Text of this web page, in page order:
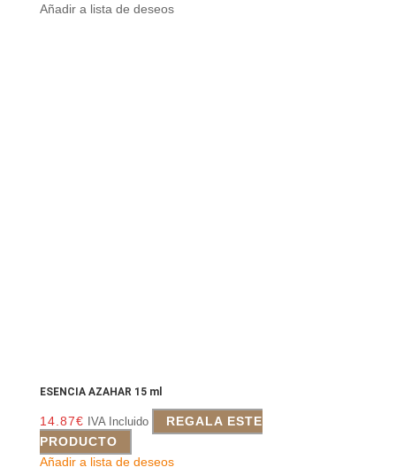
Añadir a lista de deseos
ESENCIA AZAHAR 15 ml
14.87€ IVA Incluido
REGALA ESTE
PRODUCTO
Añadir a lista de deseos